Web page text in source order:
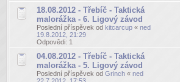
18.08.2012 - Třebíč - Taktická
malorážka - 6. Ligový závod
Poslední příspěvek od kitcarcup « ned
19.8.2012, 21:29
Odpovědi: 1
04.08.2012 - Třebíč - Taktická
malorážka - 5. Ligový závod
Poslední příspěvek od Grinch « ned
22.7.2012, 17:53